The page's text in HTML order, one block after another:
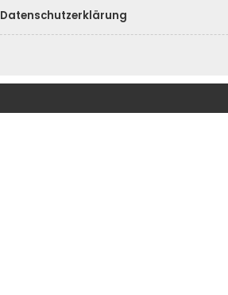
Datenschutzerklärung